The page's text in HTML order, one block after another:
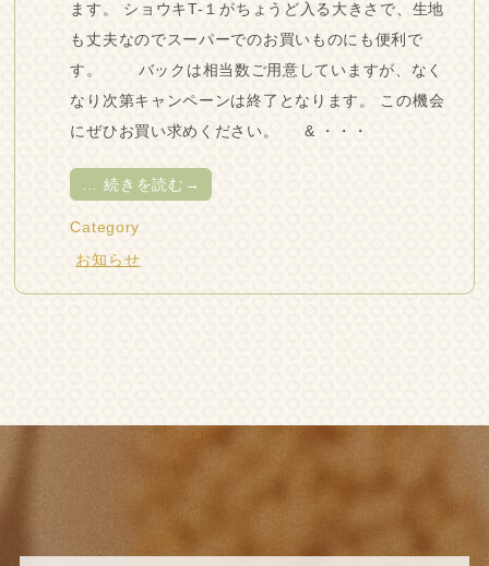
ます。 ショウキT-１がちょうど入る大きさで、生地
も丈夫なのでスーパーでのお買いものにも便利で
す。 バックは相当数ご用意していますが、なく
なり次第キャンペーンは終了となります。 この機会
にぜひお買い求めください。 & ・・・
… 続きを読む→
Category
お知らせ